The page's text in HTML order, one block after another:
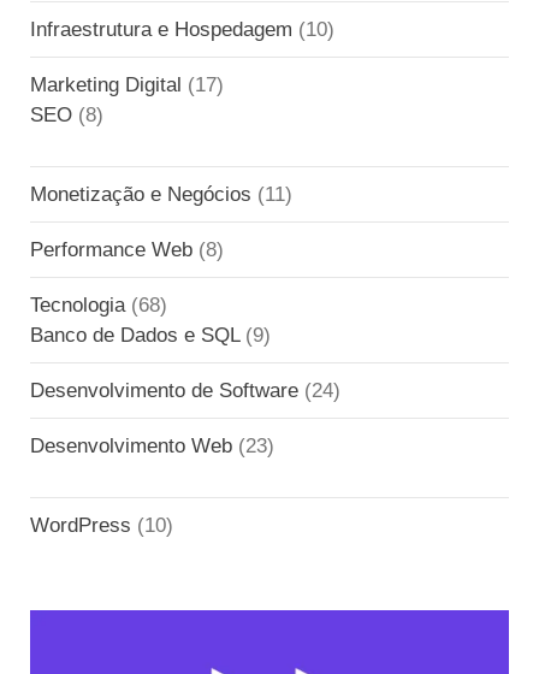
Infraestrutura e Hospedagem (10)
Marketing Digital (17)
SEO (8)
Monetização e Negócios (11)
Performance Web (8)
Tecnologia(68)
Banco de Dados e SQL(9)
Desenvolvimento de Software (24)
Desenvolvimento Web (23)
WordPress (10)